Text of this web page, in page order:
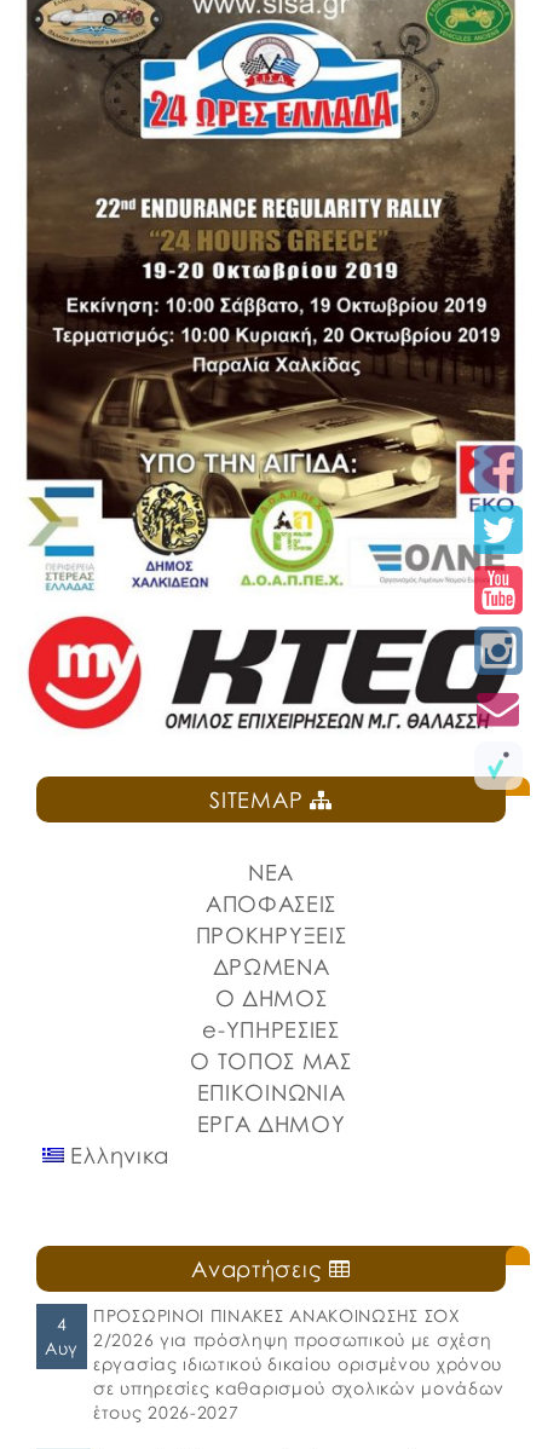
SITEMAP
ΝΕΑ
ΑΠΟΦΑΣΕΙΣ
ΠΡΟΚΗΡΥΞΕΙΣ
ΔΡΩΜΕΝΑ
Ο ΔΗΜΟΣ
e-ΥΠΗΡΕΣΙΕΣ
Ο ΤΟΠΟΣ ΜΑΣ
ΕΠΙΚΟΙΝΩΝΙΑ
ΕΡΓΑ ΔΗΜΟΥ
Ελληνικα
Αναρτήσεις
4
Αυγ
ΠΡΟΣΩΡΙΝΟΙ ΠΙΝΑΚΕΣ ΑΝΑΚΟΙΝΩΣΗΣ ΣΟΧ
2/2026 για πρόσληψη προσωπικού με σχέση
εργασίας ιδιωτικού δικαίου ορισμένου χρόνου
σε υπηρεσίες καθαρισμού σχολικών μονάδων
έτους 2026-2027